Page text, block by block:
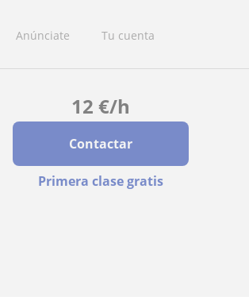
Anúnciate Tu cuenta
12 €/h
Contactar
Primera clase gratis